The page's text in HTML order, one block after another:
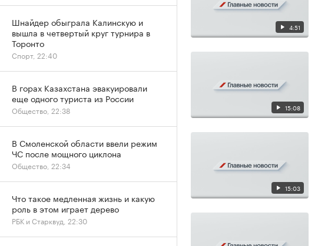
4:51
15:08
15:03
Шнайдер обыграла Калинскую и
вышла в четвертый круг турнира в
Торонто
Спорт, 22:40
В горах Казахстана эвакуировали
еще одного туриста из России
Общество, 22:38
В Смоленской области ввели режим
ЧС после мощного циклона
Общество, 22:34
Что такое медленная жизнь и какую
роль в этом играет дерево
РБК и Старквуд, 22:30